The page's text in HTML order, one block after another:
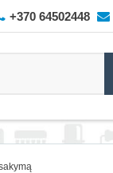
+370 64502448